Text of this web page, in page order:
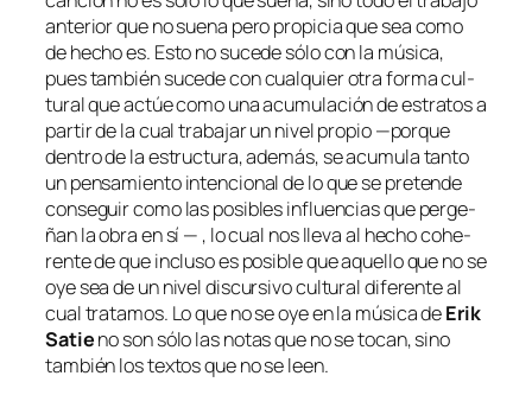
an­te­rior que no sue­na pe­ro pro­pi­cia que sea co­mo
de he­cho es. Esto no su­ce­de só­lo con la mú­si­ca,
pues tam­bién su­ce­de con cual­quier otra for­ma cul­
tu­ral que ac­túe co­mo una acu­mu­la­ción de es­tra­tos a
par­tir de la cual tra­ba­jar un ni­vel pro­pio —por­que
den­tro de la es­truc­tu­ra, ade­más, se acu­mu­la tan­to
un pen­sa­mien­to in­ten­cio­nal de lo que se pre­ten­de
con­se­guir co­mo las po­si­bles in­fluen­cias que per­ge­
ñan la obra en sí — , lo cual nos lle­va al he­cho cohe­
ren­te de que in­clu­so es po­si­ble que aque­llo que no se
oye sea de un ni­vel dis­cur­si­vo cul­tu­ral di­fe­ren­te al
cual tra­ta­mos. Lo que no se oye en la mú­si­ca deErik
Satieno son só­lo las no­tas que no se to­can, sino
tam­bién los tex­tos que no se leen.